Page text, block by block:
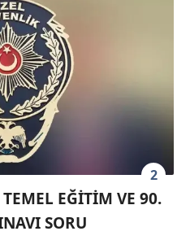
2
EĞİTİM VE 90.
SORU